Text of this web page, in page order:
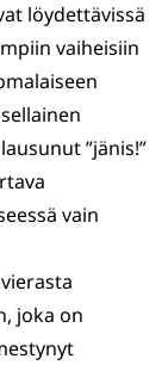
löydettävissä
vaiheisiin
”jänis!”
vain
joka on